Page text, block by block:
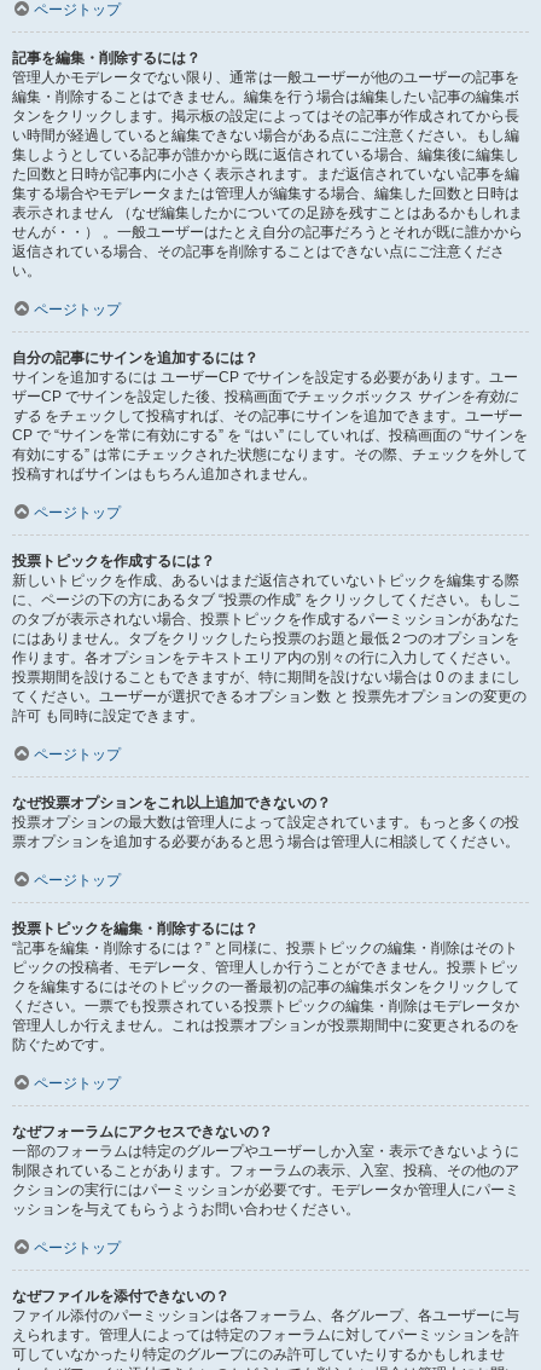
ページトップ
記事を編集・削除するには？
管理人かモデレータでない限り、通常は一般ユーザーが他のユーザーの記事を
編集・削除することはできません。編集を行う場合は編集したい記事の編集ボ
タンをクリックします。掲示板の設定によってはその記事が作成されてから長
い時間が経過していると編集できない場合がある点にご注意ください。もし編
集しようとしている記事が誰かから既に返信されている場合、編集後に編集し
た回数と日時が記事内に小さく表示されます。まだ返信されていない記事を編
集する場合やモデレータまたは管理人が編集する場合、編集した回数と日時は
表示されません （なぜ編集したかについての足跡を残すことはあるかもしれま
せんが・・） 。一般ユーザーはたとえ自分の記事だろうとそれが既に誰かから
返信されている場合、その記事を削除することはできない点にご注意くださ
い。
ページトップ
自分の記事にサインを追加するには？
サインを追加するには ユーザーCP でサインを設定する必要があります。ユー
ザーCP でサインを設定した後、投稿画面でチェックボックス サインを有効に
する をチェックして投稿すれば、その記事にサインを追加できます。ユーザー
CP で “サインを常に有効にする” を “はい” にしていれば、投稿画面の “サインを
有効にする” は常にチェックされた状態になります。その際、チェックを外して
投稿すればサインはもちろん追加されません。
ページトップ
投票トピックを作成するには？
新しいトピックを作成、あるいはまだ返信されていないトピックを編集する際
に、ページの下の方にあるタブ “投票の作成” をクリックしてください。もしこ
のタブが表示されない場合、投票トピックを作成するパーミッションがあなた
にはありません。タブをクリックしたら投票のお題と最低２つのオプションを
作ります。各オプションをテキストエリア内の別々の行に入力してください。
投票期間を設けることもできますが、特に期間を設けない場合は 0 のままにし
てください。ユーザーが選択できるオプション数 と 投票先オプションの変更の
許可 も同時に設定できます。
ページトップ
なぜ投票オプションをこれ以上追加できないの？
投票オプションの最大数は管理人によって設定されています。もっと多くの投
票オプションを追加する必要があると思う場合は管理人に相談してください。
ページトップ
投票トピックを編集・削除するには？
“記事を編集・削除するには？” と同様に、投票トピックの編集・削除はそのト
ピックの投稿者、モデレータ、管理人しか行うことができません。投票トピッ
クを編集するにはそのトピックの一番最初の記事の編集ボタンをクリックして
ください。一票でも投票されている投票トピックの編集・削除はモデレータか
管理人しか行えません。これは投票オプションが投票期間中に変更されるのを
防ぐためです。
ページトップ
なぜフォーラムにアクセスできないの？
一部のフォーラムは特定のグループやユーザーしか入室・表示できないように
制限されていることがあります。フォーラムの表示、入室、投稿、その他のア
クションの実行にはパーミッションが必要です。モデレータか管理人にパーミ
ッションを与えてもらうようお問い合わせください。
ページトップ
なぜファイルを添付できないの？
ファイル添付のパーミッションは各フォーラム、各グループ、各ユーザーに与
えられます。管理人によっては特定のフォーラムに対してパーミッションを許
可していなかったり特定のグループにのみ許可していたりするかもしれませ